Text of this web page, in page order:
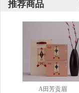
推荐商品
A田芳贡眉